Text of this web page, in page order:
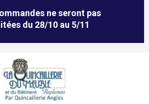
ne seront pas
du 28/10 au 5/11